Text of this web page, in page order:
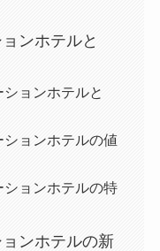
ンホテルと
ョンホテルと
ョンホテルの値
ョンホテルの特
ンホテルの新